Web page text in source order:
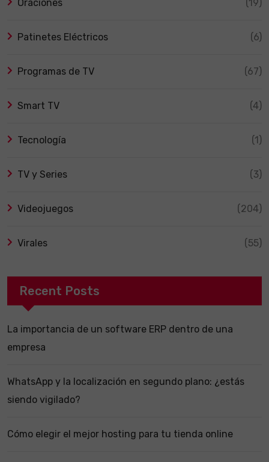
Oraciones (19)
Patinetes Eléctricos (6)
Programas de TV (67)
Smart TV (4)
Tecnología (1)
TV y Series (3)
Videojuegos (204)
Virales (55)
Recent Posts
La importancia de un software ERP dentro de una
empresa
WhatsApp y la localización en segundo plano: ¿estás
siendo vigilado?
Cómo elegir el mejor hosting para tu tienda online